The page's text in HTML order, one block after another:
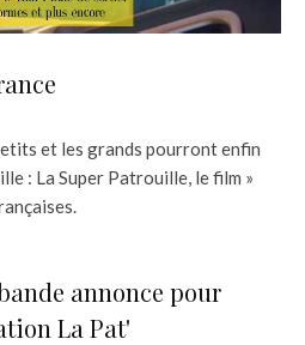
et les grands pourront enfin
: La Super Patrouille, le film »
annonce pour
La Pat'